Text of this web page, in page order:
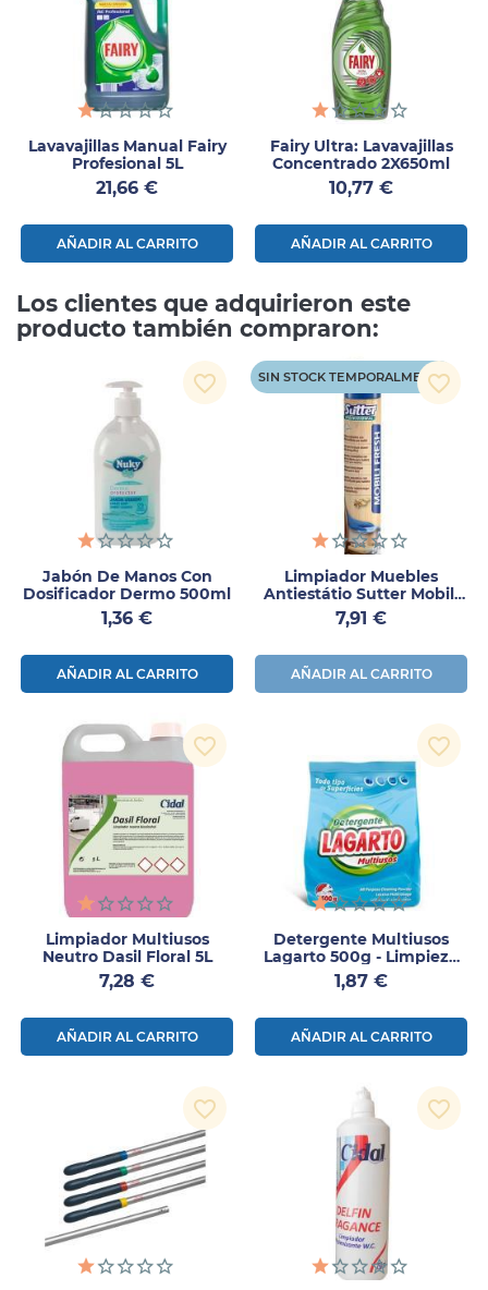
Lavavajillas Manual Fairy
Profesional 5L
Precio
21,66 €
AÑADIR AL CARRITO
Fairy Ultra: Lavavajillas
Concentrado 2X650ml
Precio
10,77 €
AÑADIR AL CARRITO
Los clientes que adquirieron este
producto también compraron:
Jabón De Manos Con
Dosificador Dermo 500ml
Precio
1,36 €
AÑADIR AL CARRITO
favorite_border
Limpiador Muebles
Antiestátio Sutter Mobili
Fresh
Precio
7,91 €
AÑADIR AL CARRITO
SIN STOCK TEMPORALMENTE
favorite_border
Limpiador Multiusos
Neutro Dasil Floral 5L
Precio
7,28 €
AÑADIR AL CARRITO
favorite_border
Detergente Multiusos
Lagarto 500g - Limpieza
De Textiles Y Superficies
En Todas Las Aguas
Precio
1,87 €
AÑADIR AL CARRITO
favorite_border
favorite_border favorite_border